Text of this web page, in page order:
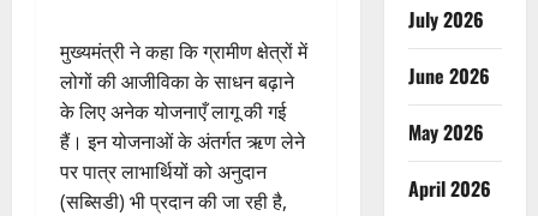
मुख्यमंत्री ने कहा कि ग्रामीण क्षेत्रों में
लोगों की आजीविका के साधन बढ़ाने
के लिए अनेक योजनाएँ लागू की गई
हैं। इन योजनाओं के अंतर्गत ऋण लेने
पर पात्र लाभार्थियों को अनुदान
(सब्सिडी) भी प्रदान की जा रही है,
July 2026
June 2026
May 2026
April 2026